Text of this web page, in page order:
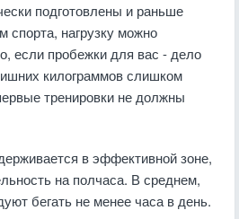
подготовлены и раньше
спорта, нагрузку можно
если пробежки для вас - дело
килограммов слишком
тренировки не должны
в эффективной зоне,
на полчаса. В среднем,
бегать не менее часа в день.